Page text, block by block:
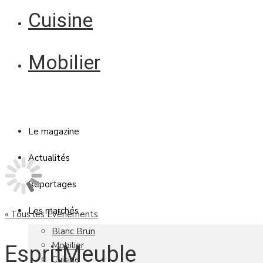
Cuisine
Mobilier
Le magazine
Actualités
Reportages
Les marchés
Blanc Brun
Mobilier
Cuisine
« Tous les Évènements
EspritMeuble